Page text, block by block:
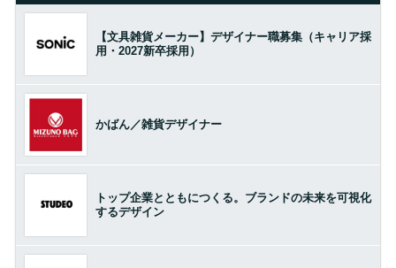
【文具雑貨メーカー】デザイナー職募集（キャリア採
用・2027新卒採用）
かばん／雑貨デザイナー
トップ企業とともにつくる。ブランドの未来を可視化
するデザイン